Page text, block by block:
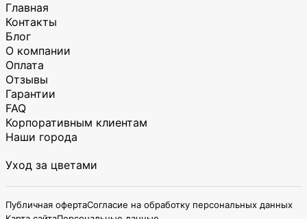
Главная
Контакты
Блог
О компании
Оплата
Отзывы
Гарантии
FAQ
Корпоративным клиентам
Наши города
Уход за цветами
Публичная офертаСогласие на обработку персональных данных